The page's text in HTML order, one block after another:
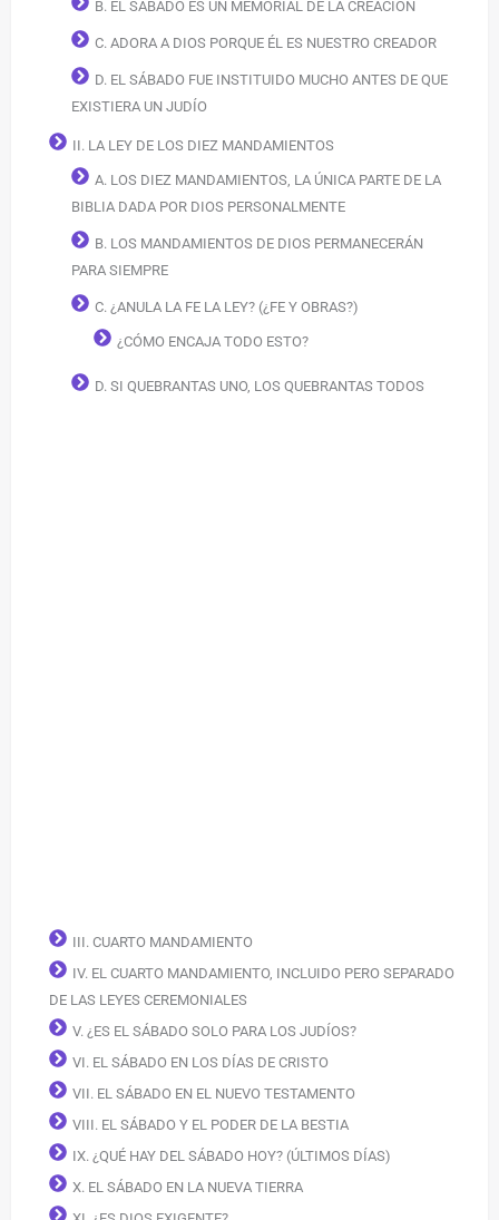
B. EL SÁBADO ES UN MEMORIAL DE LA CREACIÓN
C. ADORA A DIOS PORQUE ÉL ES NUESTRO CREADOR
D. EL SÁBADO FUE INSTITUIDO MUCHO ANTES DE QUE
EXISTIERA UN JUDÍO
II. LA LEY DE LOS DIEZ MANDAMIENTOS
A. LOS DIEZ MANDAMIENTOS, LA ÚNICA PARTE DE LA
BIBLIA DADA POR DIOS PERSONALMENTE
B. LOS MANDAMIENTOS DE DIOS PERMANECERÁN
PARA SIEMPRE
C. ¿ANULA LA FE LA LEY? (¿FE Y OBRAS?)
¿CÓMO ENCAJA TODO ESTO?
D. SI QUEBRANTAS UNO, LOS QUEBRANTAS TODOS
III. CUARTO MANDAMIENTO
IV. EL CUARTO MANDAMIENTO, INCLUIDO PERO SEPARADO
DE LAS LEYES CEREMONIALES
V. ¿ES EL SÁBADO SOLO PARA LOS JUDÍOS?
VI. EL SÁBADO EN LOS DÍAS DE CRISTO
VII. EL SÁBADO EN EL NUEVO TESTAMENTO
VIII. EL SÁBADO Y EL PODER DE LA BESTIA
IX. ¿QUÉ HAY DEL SÁBADO HOY? (ÚLTIMOS DÍAS)
X. EL SÁBADO EN LA NUEVA TIERRA